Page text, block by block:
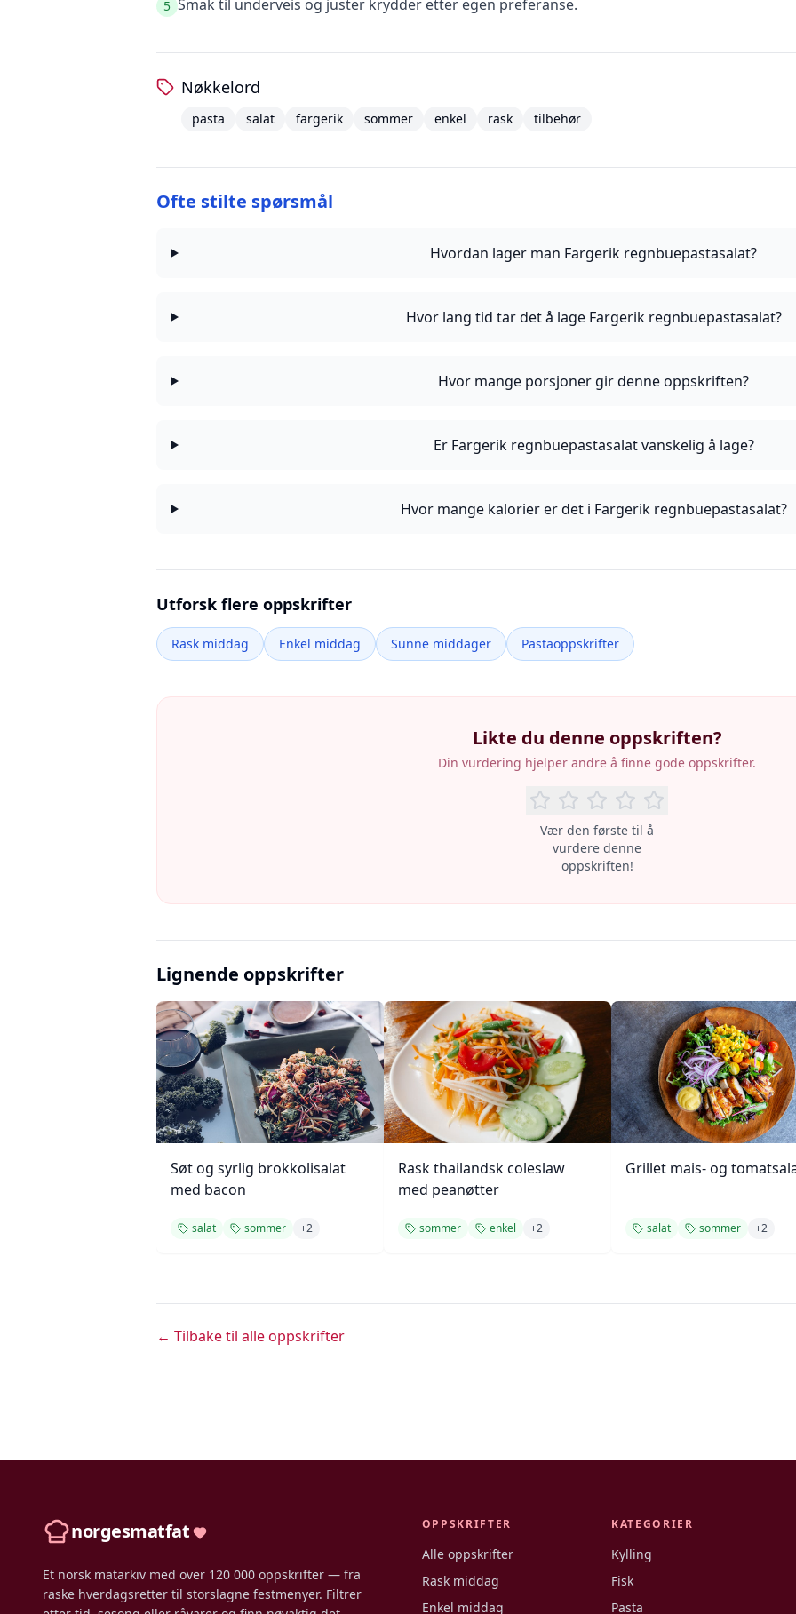
5 Smak til underveis og juster krydder etter egen preferanse.
Nøkkelord
pasta salat fargerik sommer enkel rask tilbehør
Ofte stilte spørsmål
Hvordan lager man Fargerik regnbuepastasalat?
Hvor lang tid tar det å lage Fargerik regnbuepastasalat?
Hvor mange porsjoner gir denne oppskriften?
Er Fargerik regnbuepastasalat vanskelig å lage?
Hvor mange kalorier er det i Fargerik regnbuepastasalat?
Utforsk flere oppskrifter
Rask middag Enkel middag Sunne middager Pastaoppskrifter
Likte du denne oppskriften?
Din vurdering hjelper andre å finne gode oppskrifter.
Vær den første til å
vurdere denne
oppskriften!
Lignende oppskrifter
Søt og syrlig brokkolisalat
med bacon
salat sommer +2
Rask thailandsk coleslaw
med peanøtter
sommer enkel +2
Grillet mais- og
salat sommer +2
← Tilbake til alle oppskrifter
norgesmatfat
Et norsk matarkiv med over 120 000 oppskrifter — fra
raske hverdagsretter til storslagne festmenyer. Filtrer
OPPSKRIFTER
Alle oppskrifter
Rask middag
Enkel middag
KATEGORIER
Kylling
Fisk
Pasta